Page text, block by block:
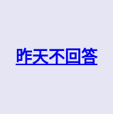
要昨天不回答